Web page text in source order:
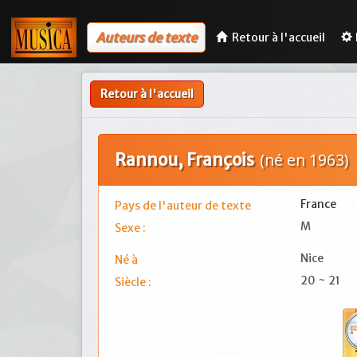
Auteurs de texte Retour à l'accueil
Retour à l'accueil
Rannou, François (né en 1963)
Pays de l'auteur de texte
France
Sexe :
M
Né à
Nice
Siècle :
20 ~ 21